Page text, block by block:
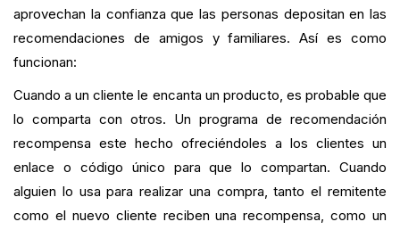
aprovechan la confianza que las personas depositan en las
recomendaciones de amigos y familiares. Así es como
funcionan:
Cuando a un cliente le encanta un producto, es probable que
lo comparta con otros. Un programa de recomendación
recompensa este hecho ofreciéndoles a los clientes un
enlace o código único para que lo compartan. Cuando
alguien lo usa para realizar una compra, tanto el remitente
como el nuevo cliente reciben una recompensa, como un